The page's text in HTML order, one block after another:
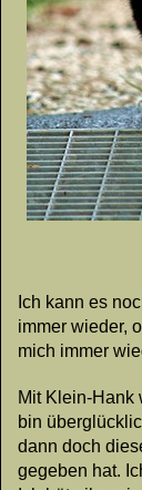
Ich kann es
immer wieder,
mich immer
Mit Klein-Hank
bin
dann doch
gegeben hat.